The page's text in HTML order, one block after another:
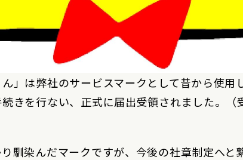
ん」は弊社のサービスマークとして昔から使用
きを行ない、正式に届出受領されました。（
馴染んだマークですが、今後の社章制定へと